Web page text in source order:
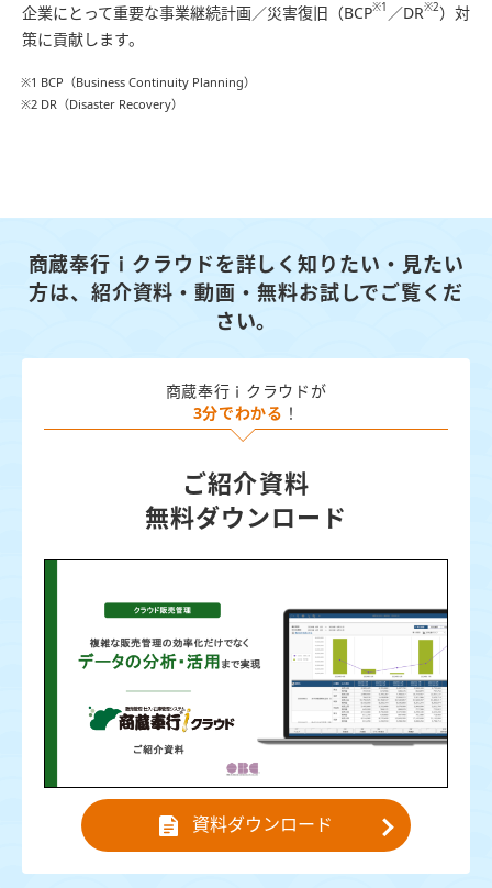
企業にとって重要な事業継続計画／災害復旧（BCP※1 ／DR※2 ）対
策に貢献します。
※1 BCP（Business Continuity Planning）
※2 DR（Disaster Recovery）
商蔵奉行ｉクラウドを詳しく知りたい・見たい
方は、 紹介資料・動画・無料お試しでご覧くだ
さい。
商蔵奉行ｉクラウドが
3分でわかる ！
ご紹介資料
無料ダウンロード
資料ダウンロード